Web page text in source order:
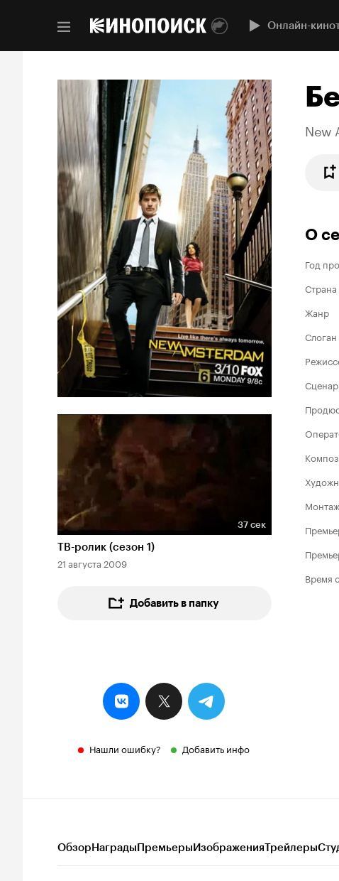
Онлайн-
Длительность 37 сек
37 сек
ТВ-ролик (сезон 1)
21 августа 2009
Добавить в папку
Нашли ошибку? Добавить инфо
New
О
Год
Страна
Жанр
Слоган
Монтаж
Время
ОбзорНаградыПремьерыИзображенияТрейлеры